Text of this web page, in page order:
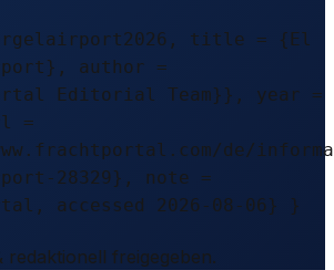
title = {El
author =
Editorial Team}}, year =
=
de/
28329}, note =
accessed 2026-08-06} }
redaktionell freigegeben.